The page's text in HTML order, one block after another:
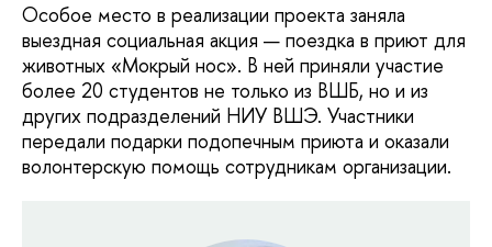
Особое место в реализации проекта заняла
выездная социальная акция — поездка в приют для
животных «Мокрый нос». В ней приняли участие
более 20 студентов не только из ВШБ, но и из
других подразделений НИУ ВШЭ. Участники
передали подарки подопечным приюта и оказали
волонтерскую помощь сотрудникам организации.